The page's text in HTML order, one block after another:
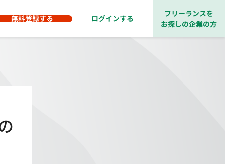
無料登録する ログインする
フリーランスを
お探しの企業の方